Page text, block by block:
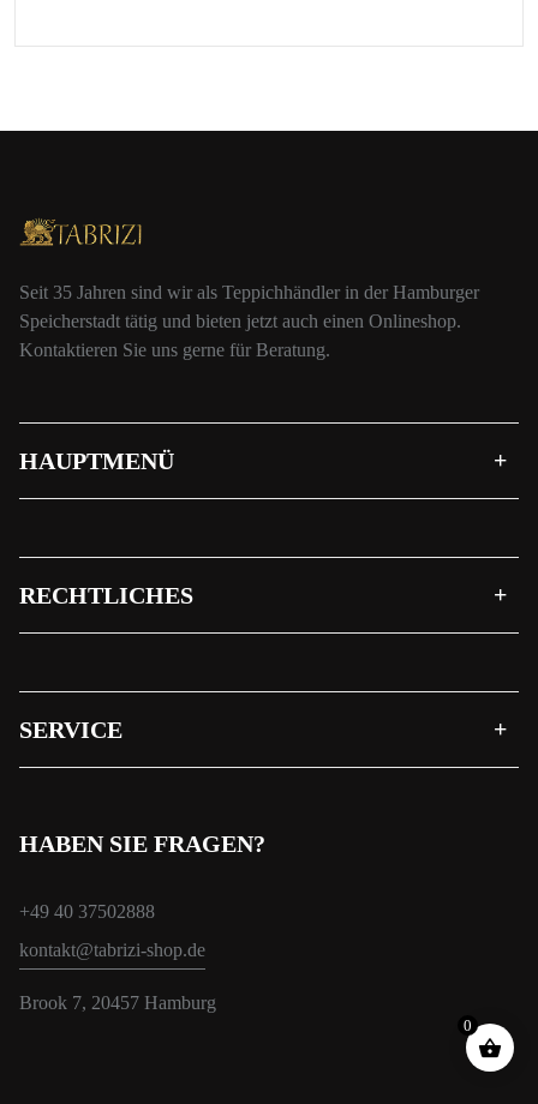
Seit 35 Jahren sind wir als Teppichhändler in der Hamburger
Speicherstadt tätig und bieten jetzt auch einen Onlineshop.
Kontaktieren Sie uns gerne für Beratung.
HAUPTMENÜ
RECHTLICHES
SERVICE
HABEN SIE FRAGEN?
+49 40 37502888
kontakt@tabrizi-shop.de
Brook 7, 20457 Hamburg
0